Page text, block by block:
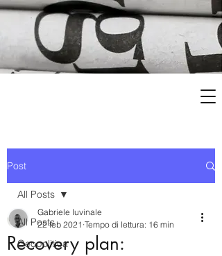
Post
All Posts
Geopolitica
All Posts
Recovery plan:
Gabriele Iuvinale
22 feb 2021 Tempo di lettura: 16 min